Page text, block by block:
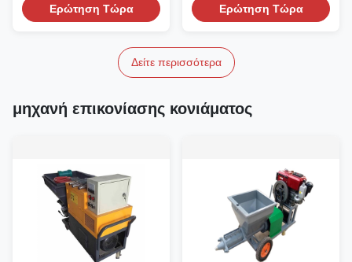
Ερώτηση Τώρα Ερώτηση Τώρα
Δείτε περισσότερα
μηχανή επικονίασης κονιάματος